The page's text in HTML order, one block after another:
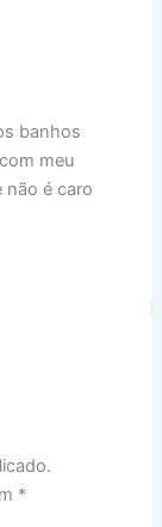
banhos
meu
não é caro
*